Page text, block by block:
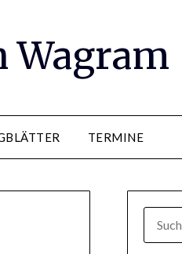
Wagram
TERMINE
NACH: